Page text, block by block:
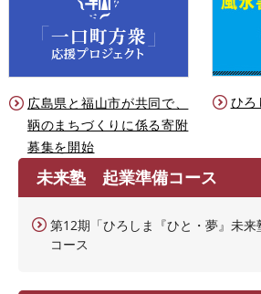
広島県と福山市が共同で、
鞆のまちづくりに係る寄附
募集を開始
ひろ
未来塾 起業準備コース
第12期「ひろしま『ひと・夢』未
コース